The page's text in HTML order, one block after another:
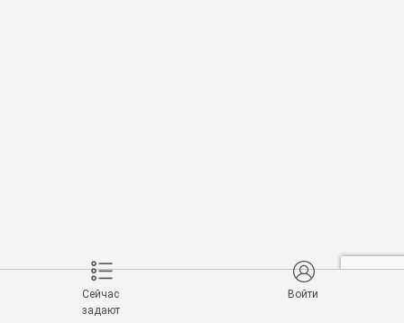
Сейчас
задают
Войти